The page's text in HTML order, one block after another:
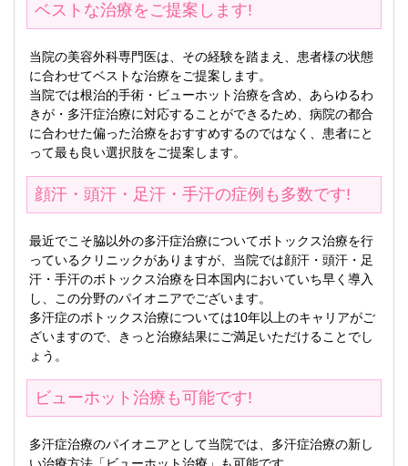
ベストな治療をご提案します!
当院の美容外科専門医は、その経験を踏まえ、患者様の状態
に合わせてベストな治療をご提案します。
当院では根治的手術・ビューホット治療を含め、あらゆるわ
きが・多汗症治療に対応することができるため、病院の都合
に合わせた偏った治療をおすすめするのではなく、患者にと
って最も良い選択肢をご提案します。
顔汗・頭汗・足汗・手汗の症例も多数です!
最近でこそ脇以外の多汗症治療についてボトックス治療を行
っているクリニックがありますが、当院では顔汗・頭汗・足
汗・手汗のボトックス治療を日本国内においていち早く導入
し、この分野のパイオニアでございます。
多汗症のボトックス治療については10年以上のキャリアがご
ざいますので、きっと治療結果にご満足いただけることでし
ょう。
ビューホット治療も可能です!
多汗症治療のパイオニアとして当院では、多汗症治療の新し